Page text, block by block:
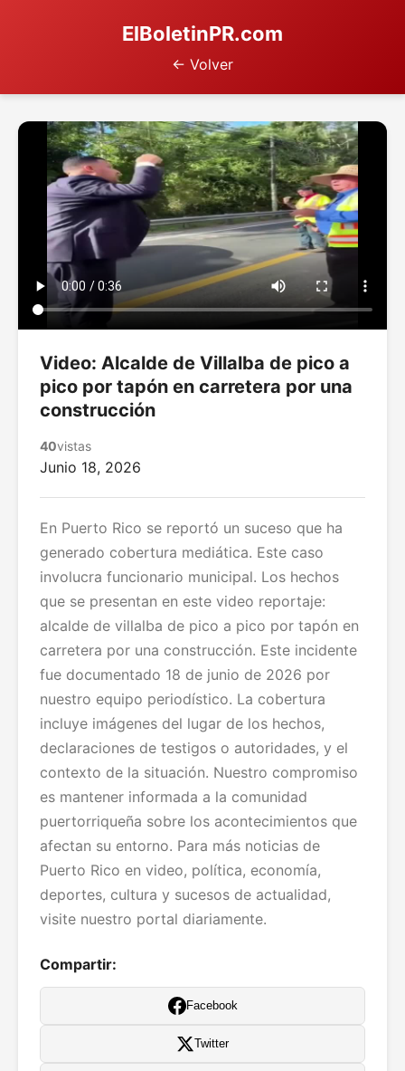
ElBoletinPR.com
← Volver
Video: Alcalde de Villalba de pico a
pico por tapón en carretera por una
construcción
40vistas
Junio 18, 2026
En Puerto Rico se reportó un suceso que ha
generado cobertura mediática. Este caso
involucra funcionario municipal. Los hechos
que se presentan en este video reportaje:
alcalde de villalba de pico a pico por tapón en
carretera por una construcción. Este incidente
fue documentado 18 de junio de 2026 por
nuestro equipo periodístico. La cobertura
incluye imágenes del lugar de los hechos,
declaraciones de testigos o autoridades, y el
contexto de la situación. Nuestro compromiso
es mantener informada a la comunidad
puertorriqueña sobre los acontecimientos que
afectan su entorno. Para más noticias de
Puerto Rico en video, política, economía,
deportes, cultura y sucesos de actualidad,
visite nuestro portal diariamente.
Compartir:
Facebook
Twitter